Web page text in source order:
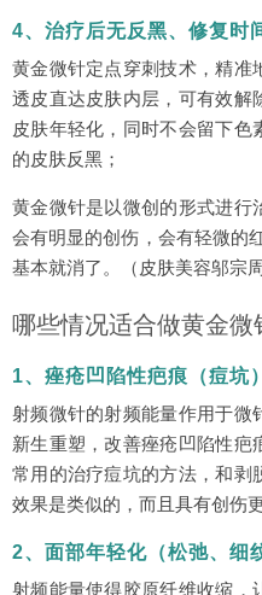
4、治疗后无反黑、修复时
黄金微针定点穿刺技术，精准
透皮直达皮肤内层，可有效解
皮肤年轻化，同时不会留下色
的皮肤反黑；
黄金微针是以微创的形式进行
会有明显的创伤，会有轻微的
基本就消了。（皮肤美容邬宗周
哪些情况适合做黄金微
1、痤疮凹陷性疤痕（痘坑）
射频微针的射频能量作用于微
新生重塑，改善痤疮凹陷性疤
常用的治疗痘坑的方法，和剥
效果是类似的，而且具有创伤
2、面部年轻化（松弛、细
射频能量使得胶原纤维收缩，